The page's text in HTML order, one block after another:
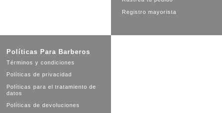
Registro mayorista
Políticas Para Barberos
Términos y condiciones
Políticas de privacidad
Políticas para el tratamiento de
datos
Políticas de devoluciones